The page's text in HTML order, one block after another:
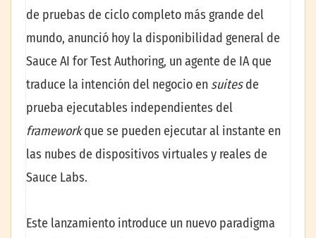
de pruebas de ciclo completo más grande del
mundo, anunció hoy la disponibilidad general de
Sauce AI for Test Authoring, un agente de IA que
traduce la intención del negocio en suitesde
prueba ejecutables independientes del
frameworkque se pueden ejecutar al instante en
las nubes de dispositivos virtuales y reales de
Sauce Labs.
Este lanzamiento introduce un nuevo paradigma